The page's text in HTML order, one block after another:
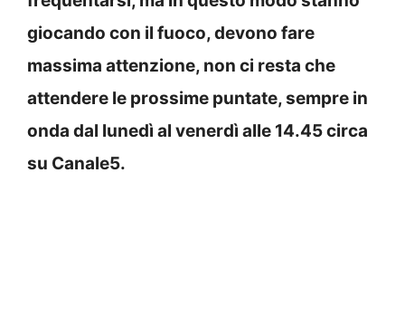
giocando con il fuoco, devono fare
massima attenzione, non ci resta che
attendere le prossime puntate, sempre in
onda dal lunedì al venerdì alle 14.45 circa
su Canale5.